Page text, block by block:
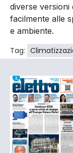
diverse versioni
facilmente alle
e ambiente.
Tag: